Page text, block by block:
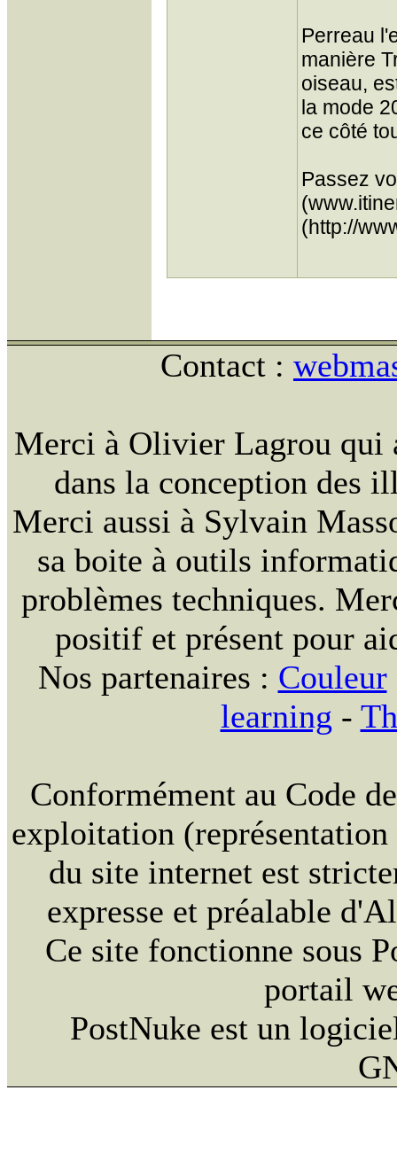
Perreau
manière
oiseau,
la mode
ce côté
Passez
(http://
Contact :
Merci à Olivier Lagrou qui
dans la conception des
Merci aussi à Sylvain
sa boite à outils
problèmes techniques.
positif et présent pour
Nos partenaires : Couleur
learning -
Conformément au Code
exploitation
du site internet est
expresse et préalable
Ce site fonctionne sous
portail
PostNuke est un